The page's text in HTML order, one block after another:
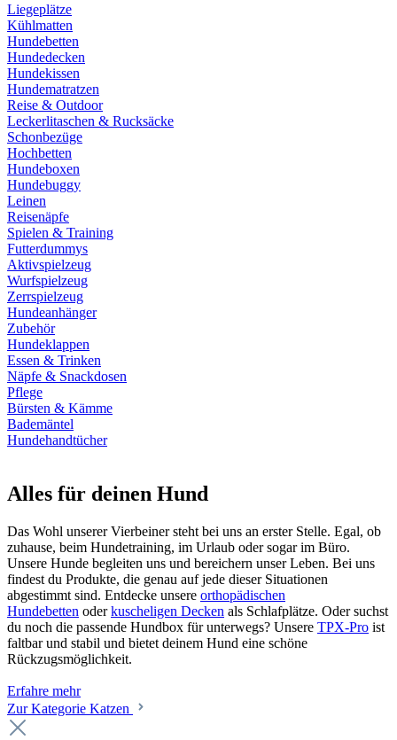
Liegeplätze
Kühlmatten
Hundebetten
Hundedecken
Hundekissen
Hundematratzen
Reise & Outdoor
Leckerlitaschen & Rucksäcke
Schonbezüge
Hochbetten
Hundeboxen
Hundebuggy
Leinen
Reisenäpfe
Spielen & Training
Futterdummys
Aktivspielzeug
Wurfspielzeug
Zerrspielzeug
Hundeanhänger
Zubehör
Hundeklappen
Essen & Trinken
Näpfe & Snackdosen
Pflege
Bürsten & Kämme
Bademäntel
Hundehandtücher
Alles für deinen Hund
Das Wohl unserer Vierbeiner steht bei uns an erster Stelle. Egal, ob
zuhause, beim Hundetraining, im Urlaub oder sogar im Büro.
Unsere Hunde begleiten uns und bereichern unser Leben. Bei uns
findest du Produkte, die genau auf jede dieser Situationen
abgestimmt sind. Entdecke unsere orthopädischen
Hundebetten oderkuscheligen Decken als Schlafplätze. Oder suchst
du noch die passende Hundbox für unterwegs? Unsere TPX-Pro ist
faltbar und stabil und bietet deinem Hund eine schöne
Rückzugsmöglichkeit.
Erfahre mehr
Zur Kategorie Katzen